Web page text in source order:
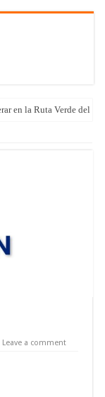
en la Ruta Verde del
Leave a comment